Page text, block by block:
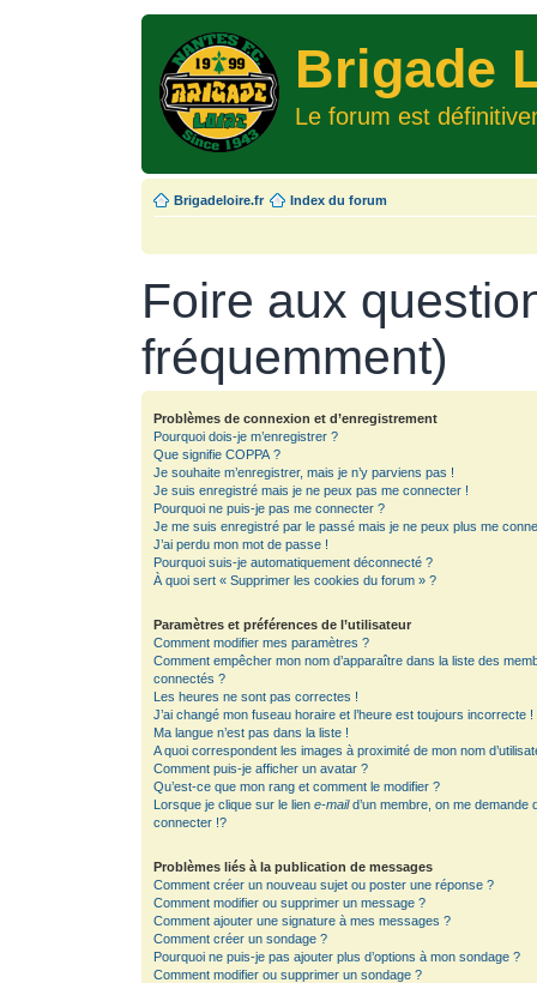
Brigade
Le forum est
Brigadeloire.fr Index du forum
Foire aux
fréquemment)
Problèmes de connexion et d’enregistrement
Pourquoi dois-je m’enregistrer ?
Que signifie COPPA ?
Je souhaite m’enregistrer, mais je n’y parviens pas !
Je suis enregistré mais je ne peux pas me connecter !
Pourquoi ne puis-je pas me connecter ?
Je me suis enregistré par le passé mais je ne peux plus me
J’ai perdu mon mot de passe !
Pourquoi suis-je automatiquement déconnecté ?
À quoi sert « Supprimer les cookies du forum » ?
Paramètres et préférences de l’utilisateur
Comment modifier mes paramètres ?
Comment empêcher mon nom d’apparaître dans la liste des
connectés ?
Les heures ne sont pas correctes !
J’ai changé mon fuseau horaire et l’heure est toujours incorrecte !
Ma langue n’est pas dans la liste !
A quoi correspondent les images à proximité de mon nom
Comment puis-je afficher un avatar ?
Qu’est-ce que mon rang et comment le modifier ?
Lorsque je clique sur le lien e-maild’un membre, on me demande
connecter !?
Problèmes liés à la publication de messages
Comment créer un nouveau sujet ou poster une réponse ?
Comment modifier ou supprimer un message ?
Comment ajouter une signature à mes messages ?
Comment créer un sondage ?
Pourquoi ne puis-je pas ajouter plus d’options à mon sondage ?
Comment modifier ou supprimer un sondage ?